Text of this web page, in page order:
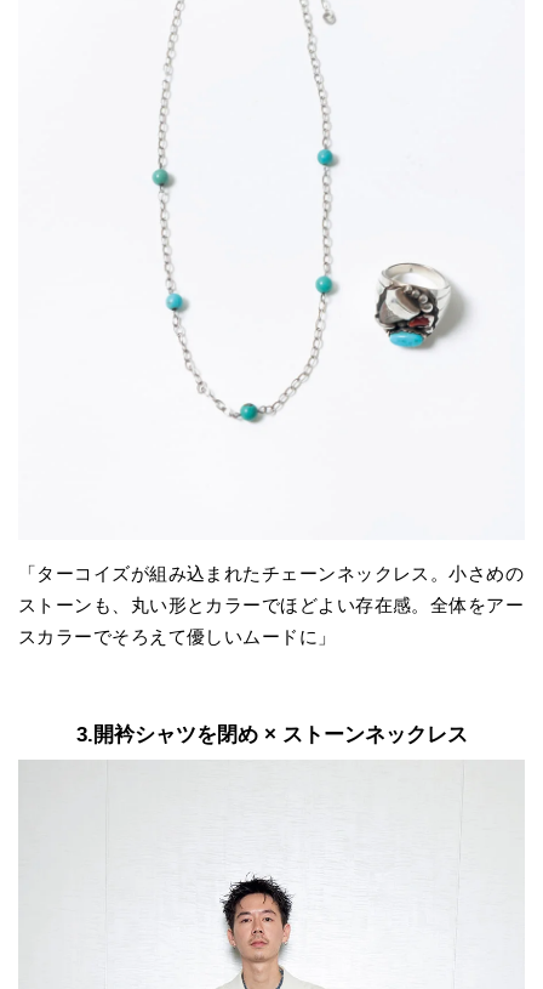
「ターコイズが組み込まれたチェーンネックレス。小さめの
ストーンも、丸い形とカラーでほどよい存在感。全体をアー
スカラーでそろえて優しいムードに」
3.開衿シャツを閉め × ストーンネックレス